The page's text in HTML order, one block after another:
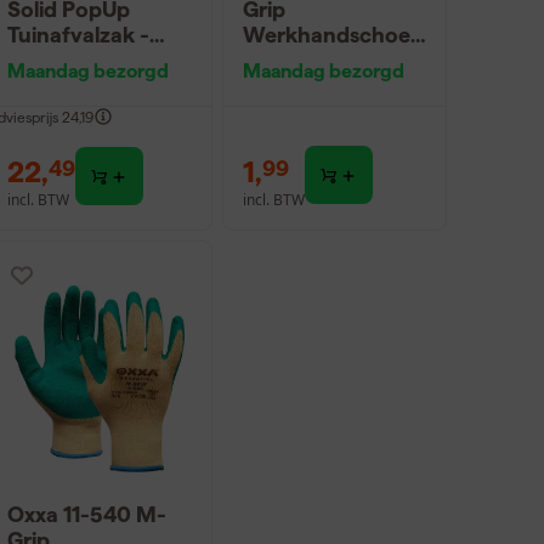
Solid PopUp
Tuinafvalzak -
56L
Maandag bezorgd
24,19
22,49
incl. BTW
Grip
Werkhandschoen
en - Groen/Geel -
8/M
Maandag bezorgd
1,99
incl. BTW
Oxxa 11-540 M-